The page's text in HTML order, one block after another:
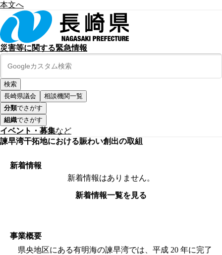
本文へ
災害等に関する緊急情報
長崎県議会
相談機関一覧
分類でさがす
組織でさがす
イベント・募集など
諫早湾干拓地における賑わい創出の取組
新着情報
新着情報はありません。
新着情報一覧を見る
事業概要
県央地区にある有明海の諫早湾では、平成 20 年に完了